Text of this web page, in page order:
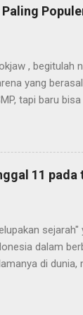
, begitulah
yang
tapi baru
mudah
gw
13 kartu . Di
pertama kali
11 pada
dalam
di
berbagai hal